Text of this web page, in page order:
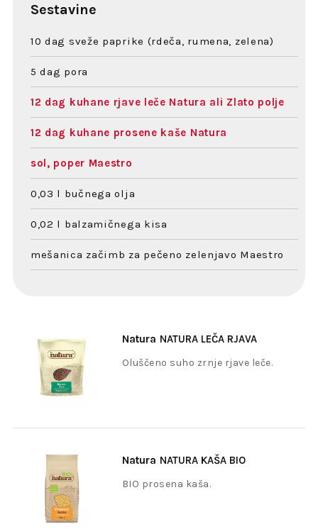
Sestavine
10 dag sveže paprike (rdeča, rumena, zelena)
5 dag pora
12 dag kuhane rjave leče Natura ali Zlato polje
12 dag kuhane prosene kaše Natura
sol, poper Maestro
0,03 l bučnega olja
0,02 l balzamičnega kisa
mešanica začimb za pečeno zelenjavo Maestro
Natura NATURA LEČA RJAVA
500g
Oluščeno suho zrnje rjave leče.
Natura NATURA KAŠA BIO
PROSENA 500g
BIO prosena kaša.